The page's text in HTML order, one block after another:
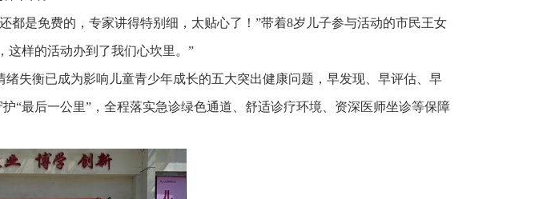
是免费的，专家讲得特别细，太贴心了！”带着8岁儿子参与活动的市民王女
这样的活动办到了我们心坎里。”
衡已成为影响儿童青少年成长的五大突出健康问题，早发现、早评估、早
“最后一公里”，全程落实急诊绿色通道、舒适诊疗环境、资深医师坐诊等保障